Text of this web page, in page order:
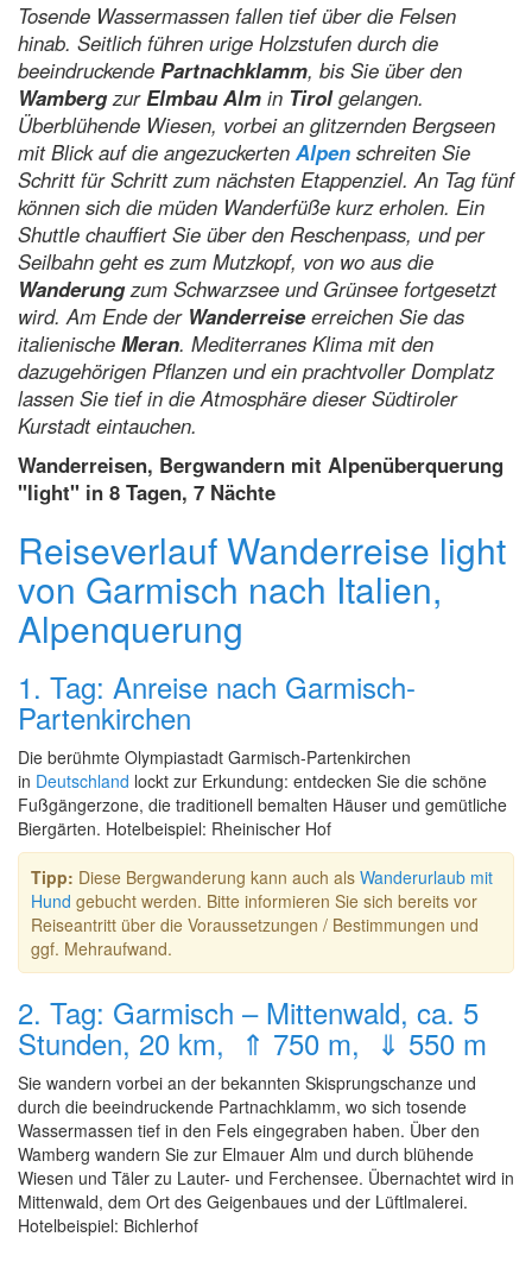
Tosende Wassermassen fallen tief über die Felsen
hinab. Seitlich führen urige Holzstufen durch die
beeindruckende Partnachklamm, bis Sie über den
WambergzurElmbau Alm in Tirolgelangen.
Überblühende Wiesen, vorbei an glitzernden Bergseen
mit Blick auf die angezuckerten Alpen schreiten Sie
Schritt für Schritt zum nächsten Etappenziel. An Tag fünf
können sich die müden Wanderfüße kurz erholen. Ein
Shuttle chauffiert Sie über den Reschenpass, und per
Seilbahn geht es zum Mutzkopf, von wo aus die
Wanderungzum Schwarzsee und Grünsee fortgesetzt
wird. Am Ende der Wanderreiseerreichen Sie das
italienische Meran. Mediterranes Klima mit den
dazugehörigen Pflanzen und ein prachtvoller Domplatz
lassen Sie tief in die Atmosphäre dieser Südtiroler
Kurstadt eintauchen.
Wanderreisen, Bergwandern mit Alpenüberquerung
"light" in 8 Tagen, 7 Nächte
Reiseverlauf Wanderreise light
von Garmisch nach Italien,
Alpenquerung
1. Tag: Anreise nach Garmisch-
Partenkirchen
Die berühmte Olympiastadt Garmisch-Partenkirchen
in Deutschland lockt zur Erkundung: entdecken Sie die schöne
Fußgängerzone, die traditionell bemalten Häuser und gemütliche
Biergärten. Hotelbeispiel: Rheinischer Hof
Tipp: Diese Bergwanderung kann auch als Wanderurlaub mit
Hund gebucht werden. Bitte informieren Sie sich bereits vor
Reiseantritt über die Voraussetzungen / Bestimmungen und
ggf. Mehraufwand.
2. Tag: Garmisch – Mittenwald, ca. 5
Stunden, 20 km, ⇑ 750 m, ⇓ 550 m
Sie wandern vorbei an der bekannten Skisprungschanze und
durch die beeindruckende Partnachklamm, wo sich tosende
Wassermassen tief in den Fels eingegraben haben. Über den
Wamberg wandern Sie zur Elmauer Alm und durch blühende
Wiesen und Täler zu Lauter- und Ferchensee. Übernachtet wird in
Mittenwald, dem Ort des Geigenbaues und der Lüftlmalerei.
Hotelbeispiel: Bichlerhof